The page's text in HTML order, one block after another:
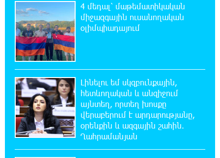
էներգիայի արտադրության մասին
10:32:18 6-08-2026
Ինչո՞ւ է Հայաստանի
գյուղատնտեսությունը կորցնում իր
10:32:10 6-08-2026
ՀՀ պաշտպանության նախկին նախարար,
«Համահայկական ճակատ» շարժման
առաջնորդ, հետախույզ, գեներալ-մայոր Արշակ
Կարապետյան
4 մեդալ՝ մաթեմատիկական
միջազգային ուսանողական
օլիմպիադայում
Լինելու եմ սկզբունքային,
հետևողական և անզիջում
այնտեղ, որտեղ խոսքը
վերաբերում է արդարությանը,
օրենքին և ազգային շահին.
Ղահրամանյան